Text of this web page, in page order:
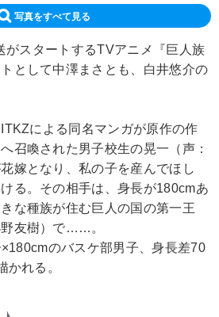
写真をすべて見る
がスタートするTVアニメ『巨人族
として中澤まさとも、白井悠介の
ITKZによる同名マンガが原作の作
召喚された男子校生の晃一（声：
嫁となり、私の子を産んでほし
る。その相手は、身長が180cmあ
な種族が住む巨人の国の第一王
友樹）で……。
のバスケ部男子、身長差70
かれる。